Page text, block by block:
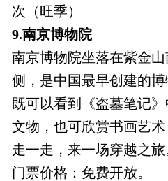
次（旺季）
9.南京博物院
南京博物院坐落在紫金
侧，是中国最早创建的
既可以看到《盗墓笔记
文物，也可欣赏书画艺
走一走，来一场穿越之旅
门票价格：免费开放。